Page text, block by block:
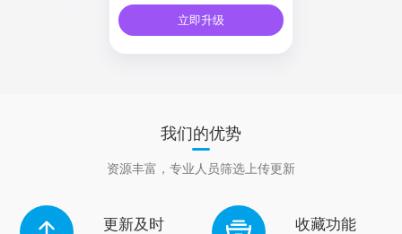
立即升级
我们的优势
资源丰富，专业人员筛选上传更新
更新及时 收藏功能